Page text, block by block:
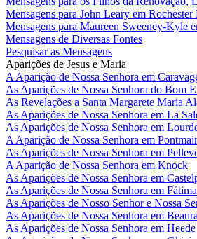
Mensagens para John Leary em
Mensagens para Maureen Sweeney-Kyle
Mensagens de Diversas Fontes
Pesquisar as Mensagens
Aparições de Jesus e Maria
A Aparição de Nossa Senhora em
As Aparições de Nossa Senhora do Bom
As Revelações a Santa Margarete Maria
As Aparições de Nossa Senhora em La
As Aparições de Nossa Senhora em
A Aparição de Nossa Senhora em
As Aparições de Nossa Senhora em
A Aparição de Nossa Senhora em Knock
As Aparições de Nossa Senhora em
As Aparições de Nossa Senhora em Fátima
As Aparições de Nosso Senhor e Nossa
As Aparições de Nossa Senhora em
As Aparições de Nossa Senhora em Heede